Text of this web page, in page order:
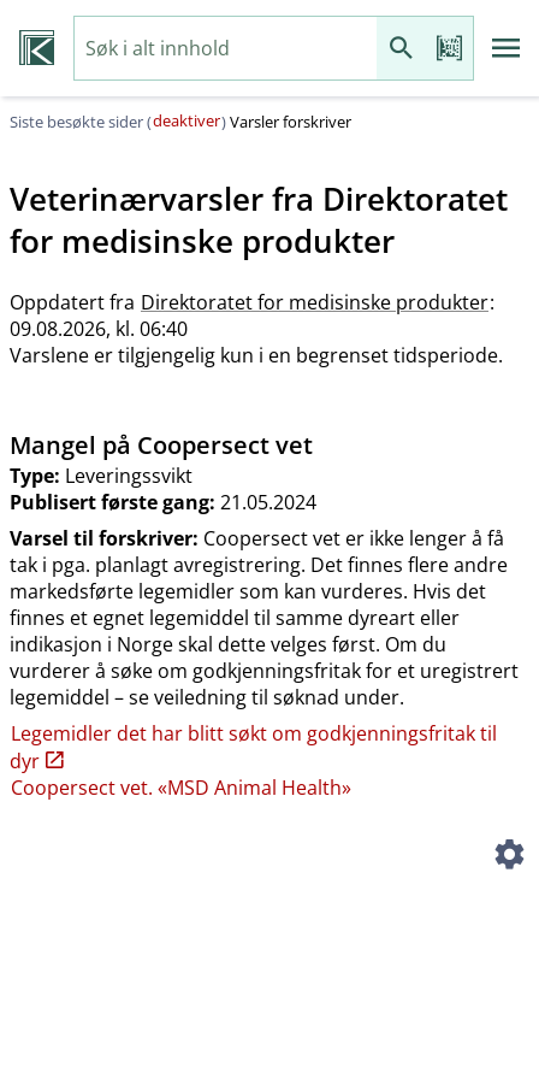
Siste besøkte sider (deaktiver)Varsler forskriver
Veterinærvarsler fra Direktoratet
for medisinske produkter
Oppdatert fra Direktoratet for medisinske produkter:
09.08.2026, kl. 06:40
Varslene er tilgjengelig kun i en begrenset tidsperiode.
Mangel på Coopersect vet
Type: Leveringssvikt
Publisert første gang: 21.05.2024
Varsel til forskriver: Coopersect vet er ikke lenger å få
tak i pga. planlagt avregistrering. Det finnes flere andre
markedsførte legemidler som kan vurderes. Hvis det
finnes et egnet legemiddel til samme dyreart eller
indikasjon i Norge skal dette velges først. Om du
vurderer å søke om godkjenningsfritak for et uregistrert
legemiddel – se veiledning til søknad under.
Legemidler det har blitt søkt om godkjenningsfritak til
dyr
Coopersect vet. «MSD Animal Health»